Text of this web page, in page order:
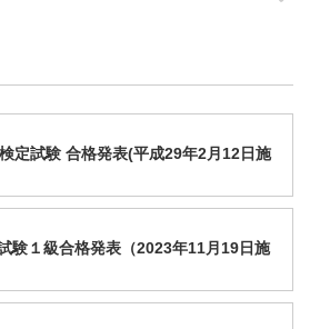
定試験 合格発表(平成29年2月12日施
１級合格発表（2023年11月19日施